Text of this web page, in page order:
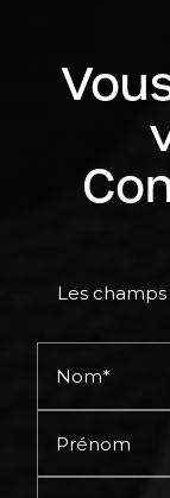
Les
Nom*
Prénom